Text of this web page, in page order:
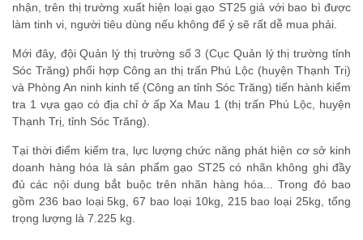
nhận, trên thị trường xuất hiện loại gạo ST25 giả với bao bì được
làm tinh vi, người tiêu dùng nếu không để ý sẽ rất dễ mua phải.
Mới đây, đội Quản lý thị trường số 3 (Cục Quản lý thị trường tỉnh
Sóc Trăng) phối hợp Công an thị trấn Phú Lộc (huyện Thạnh Trị)
và Phòng An ninh kinh tế (Công an tỉnh Sóc Trăng) tiến hành kiểm
tra 1 vựa gạo có địa chỉ ở ấp Xa Mau 1 (thị trấn Phú Lộc, huyện
Thạnh Trị, tỉnh Sóc Trăng).
Tại thời điểm kiểm tra, lực lượng chức năng phát hiện cơ sở kinh
doanh hàng hóa là sản phẩm gạo ST25 có nhãn không ghi đầy
đủ các nội dung bắt buộc trên nhãn hàng hóa... Trong đó bao
gồm 236 bao loại 5kg, 67 bao loại 10kg, 215 bao loại 25kg, tổng
trọng lượng là 7.225 kg.